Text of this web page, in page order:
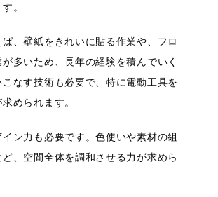
。
、壁紙をきれいに貼る作業や、フロ
多いため、長年の経験を積んでいく
なす技術も必要で、特に電動工具を
められます。
ン力も必要です。色使いや素材の組
、空間全体を調和させる力が求めら